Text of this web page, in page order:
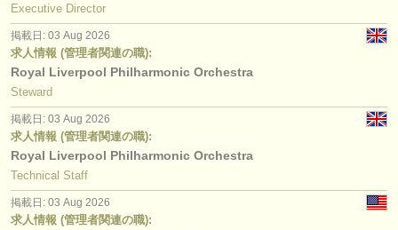
Executive Director
掲載日: 03 Aug 2026
求人情報 (管理者関連の職):
Royal Liverpool Philharmonic Orchestra
Steward
掲載日: 03 Aug 2026
求人情報 (管理者関連の職):
Royal Liverpool Philharmonic Orchestra
Technical Staff
掲載日: 03 Aug 2026
求人情報 (管理者関連の職):